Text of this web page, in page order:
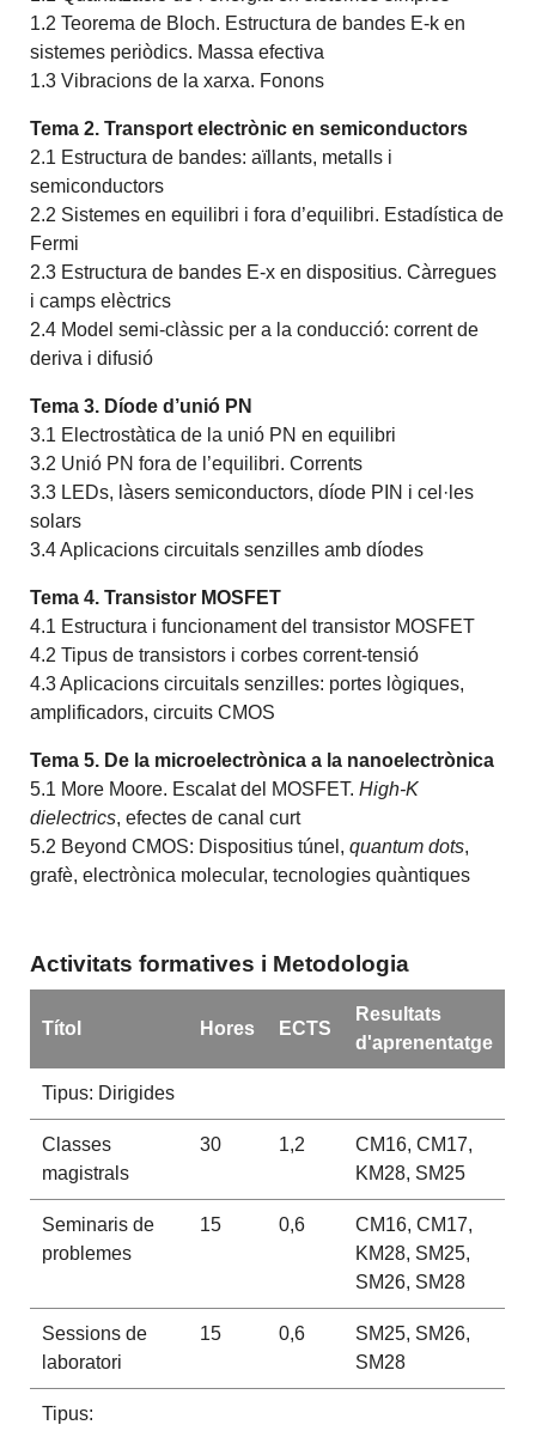
1.2 Teorema de Bloch. Estructura de bandes E-k en
sistemes periòdics. Massa efectiva
1.3 Vibracions de la xarxa. Fonons
Tema 2. Transport electrònic en semiconductors
2.1 Estructura de bandes: aïllants, metalls i
semiconductors
2.2 Sistemes en equilibri i fora d’equilibri. Estadística de
Fermi
2.3 Estructura de bandes E-x en dispositius. Càrregues
i camps elèctrics
2.4 Model semi-clàssic per a la conducció: corrent de
deriva i difusió
Tema 3. Díode d’unió PN
3.1 Electrostàtica de la unió PN en equilibri
3.2 Unió PN fora de l’equilibri. Corrents
3.3 LEDs, làsers semiconductors, díode PIN i cel·les
solars
3.4 Aplicacions circuitals senzilles amb díodes
Tema 4. Transistor MOSFET
4.1 Estructura i funcionament del transistor MOSFET
4.2 Tipus de transistors i corbes corrent-tensió
4.3 Aplicacions circuitals senzilles: portes lògiques,
amplificadors, circuits CMOS
Tema 5. De la microelectrònica a la nanoelectrònica
5.1 More Moore. Escalat del MOSFET.High-K
dielectrics, efectes de canal curt
5.2 Beyond CMOS: Dispositius túnel,quantum dots,
grafè, electrònica molecular, tecnologies quàntiques
Activitats formatives i Metodologia
Títol Hores ECTS
Resultats
d'aprenentatge
Tipus: Dirigides
Classes
magistrals
30 1,2
CM16, CM17,
KM28, SM25
Seminaris de
problemes
15 0,6
CM16, CM17,
KM28, SM25,
SM26, SM28
Sessions de
laboratori
15 0,6
SM25, SM26,
SM28
Tipus: